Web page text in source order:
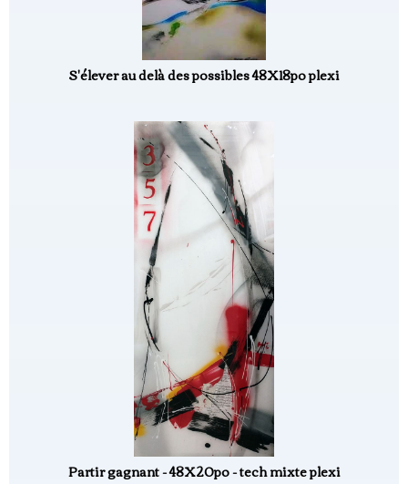
S'élever au delà des possibles 48X18po plexi
Partir gagnant - 48X20po - tech mixte plexi